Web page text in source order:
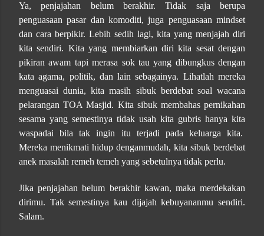
Ya, penjajahan belum berakhir. Tidak saja berupa
penguasaan pasar dan komoditi, juga penguasaan mindset
dan cara berpikir. Lebih sedih lagi, kita yang menjajah diri
kita sendiri. Kita yang membiarkan diri kita sesat dengan
pikiran awam tapi merasa sok tau yang dibungkus dengan
kata agama, politik, dan lain sebagainya. Lihatlah mereka
menguasai dunia, kita masih sibuk berdebat soal wacana
pelarangan TOA Masjid. Kita sibuk membahas pernikahan
sesama yang semestinya tidak usah kita gubris hanya kita
waspadai bila tak ingin itu terjadi pada keluarga kita.
Mereka menikmati hidup denganmudah, kita sibuk berdebat
anek masalah remeh temeh yang sebetulnya tidak perlu.
Jika penjajahan belum berakhir kawan, maka merdekakan
dirimu. Tak semestinya kau dijajah kebuyananmu sendiri.
Salam.